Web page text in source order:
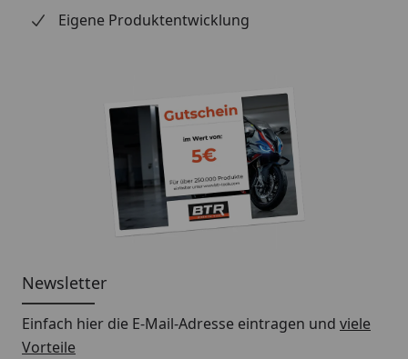
Eigene Produktentwicklung
Newsletter
Einfach hier die E-Mail-Adresse eintragen und viele
Vorteile